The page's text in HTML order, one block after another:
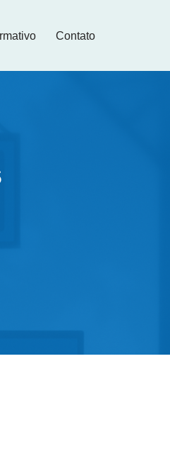
Contato